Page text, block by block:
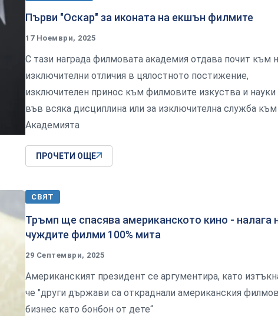
Първи "Оскар" за иконата на екшън филмите
17 Ноември, 2025
С тази награда филмовата академия отдава почит към
изключителни отличия в цялостното постижение,
изключителен принос към филмовите изкуства и науки
във всяка дисциплина или за изключителна служба към
Академията
ПРОЧЕТИ ОЩЕ
СВЯТ
Тръмп ще спасява американското кино - налага
чуждите филми 100% мита
29 Септември, 2025
Американският президент се аргументира, като
че "други държави са откраднали американския
бизнес като бонбон от дете“